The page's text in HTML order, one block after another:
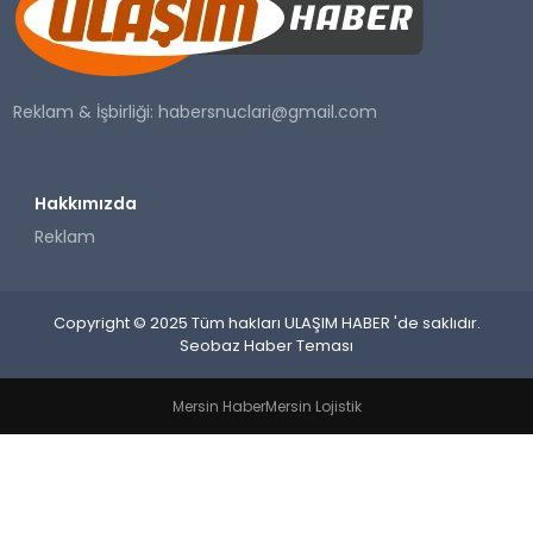
SAĞLIK
YAŞAM
Reklam & İşbirliği:habersnuclari@gmail.com
Hakkımızda
Reklam
Copyright © 2025 Tüm hakları ULAŞIM HABER 'de saklıdır.
Seobaz Haber Teması
Mersin HaberMersin Lojistik